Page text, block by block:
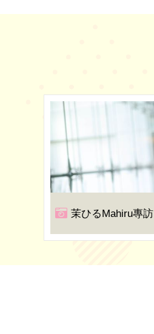
茉ひるMahiru專訪